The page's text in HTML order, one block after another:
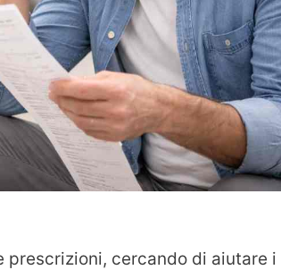
prescrizioni, cercando di aiutare i